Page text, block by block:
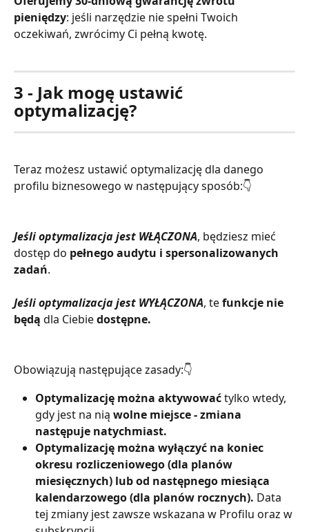
pieniędzy: jeśli narzędzie nie spełni Twoich
oczekiwań, zwrócimy Ci pełną kwotę.
3 - Jak mogę ustawić
optymalizację?
Teraz możesz ustawić optymalizację dla danego
profilu biznesowego w następujący sposób:👇
Jeśli optymalizacja jest WŁĄCZONA, będziesz mieć
dostęp do pełnego audytu i spersonalizowanych
zadań.
Jeśli optymalizacja jest WYŁĄCZONA, te funkcje nie
będą dla Ciebie dostępne.
Obowiązują następujące zasady:👇
Optymalizację można aktywować tylko wtedy,
gdy jest na nią wolne miejsce - zmiana
następuje natychmiast.
Optymalizację można wyłączyć na koniec
okresu rozliczeniowego (dla planów
miesięcznych) lub od następnego miesiąca
kalendarzowego (dla planów rocznych). Data
tej zmiany jest zawsze wskazana w Profilu oraz w